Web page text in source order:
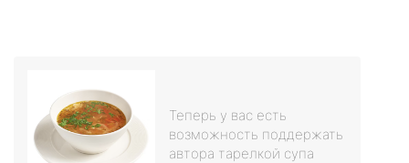
Теперь у вас есть
возможность поддержать
автора тарелкой супа